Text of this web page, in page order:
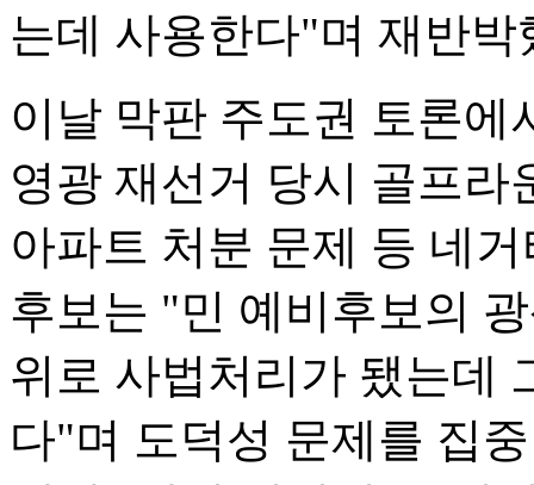
는데 사용한다"며 재반박
이날 막판 주도권 토론에
영광 재선거 당시 골프라
아파트 처분 문제 등 네
후보는 "민 예비후보의
위로 사법처리가 됐는데
다"며 도덕성 문제를 집